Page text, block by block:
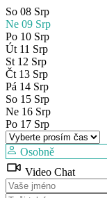
So 08 Srp
Ne 09 Srp
Po 10 Srp
Út 11 Srp
St 12 Srp
Čt 13 Srp
Pá 14 Srp
So 15 Srp
Ne 16 Srp
Po 17 Srp
Osobně
Video Chat